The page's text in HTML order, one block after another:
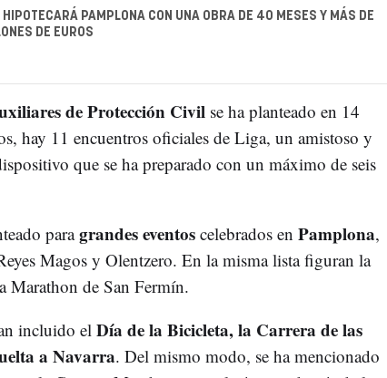
PAMPLONA CON UNA OBRA DE 40 MESES Y MÁS DE
DE EUROS
de Protección Civil se ha planteado en 14
hay 11 encuentros oficiales de Liga, un amistoso y
que se ha preparado con un máximo de seis
paragrandes eventoscelebrados en Pamplona,
Magos y Olentzero. En la misma lista figuran la
Marathon de San Fermín.
incluido el Día de la Bicicleta, la Carrera de las
a Navarra. Del mismo modo, se ha mencionado